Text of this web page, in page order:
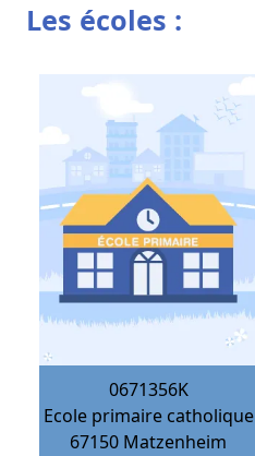
Les écoles :
0671356K
Ecole primaire catholique
67150 Matzenheim